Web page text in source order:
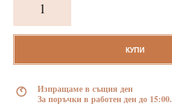
Шоколадова
близалка
30
КУПИ
Изпращаме в същия ден
За поръчки в работен ден до 15:00.